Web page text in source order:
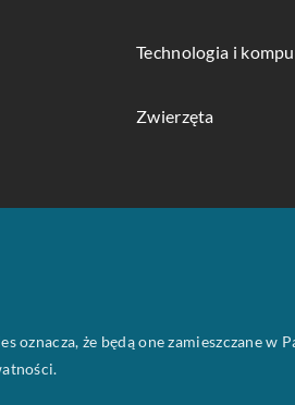
Technologia i
Zwierzęta
że będą one zamieszczane w
.